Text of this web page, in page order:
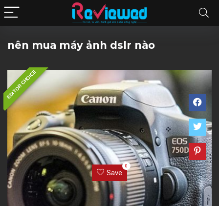
nên mua máy ảnh dslr nào
EDITOR CHOICE
Save
0